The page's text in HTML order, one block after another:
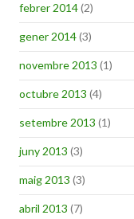
febrer 2014(2)
gener 2014(3)
novembre 2013 (1)
octubre 2013 (4)
setembre 2013 (1)
juny 2013 (3)
maig 2013 (3)
abril 2013 (7)